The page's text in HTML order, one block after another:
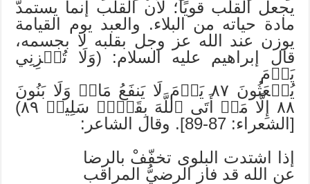
يجعل القلب قويًا؛ لأن القلب إنما يستمدُّ
مادة حياته من البلاء. والعبد يوم القيامة
يوزن عند الله عز وجل بقلبه لا بجسمه،
قال إبراهيم عليه السلام: (وَلَا تُخۡزِنِي
يَوۡمَ
يُبۡعَثُونَ ٨٧ يَوۡمَ لَا يَنفَعُ مَالٞ وَلَا بَنُونَ
٨٨ إِلَّا مَنۡ أَتَى ٱللَّهَ بِقَلۡبٖ سَلِيمٖ ٨٩)
[الشعراء: 87-89]. وقال الشاعر:
إذا اشتدت البلوى تخفّفْ بالرضا
عن الله قد فاز الرضيُّ المراقب